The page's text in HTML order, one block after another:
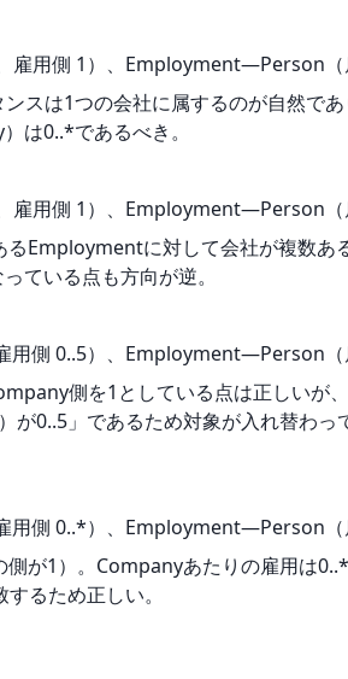
用側 1）、Employment―Person（
スは1つの会社に属するのが自然で
は0..*であるべき。
用側 1）、Employment―Person（
Employmentに対して会社が複数あ
ている点も方向が逆。
側 0..5）、Employment―Person（
側を1としている点は正しいが、
が0..5」であるため対象が入れ替わ
側 0..*）、Employment―Person（
が1）。Companyあたりの雇用は
るため正しい。